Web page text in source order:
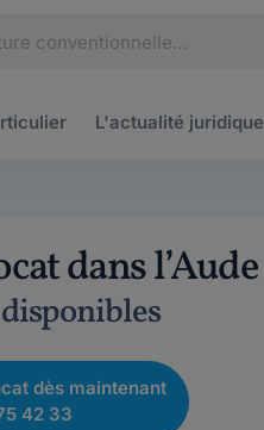
L'actualité juridique
dans l’Aude
dès maintenant
42 33